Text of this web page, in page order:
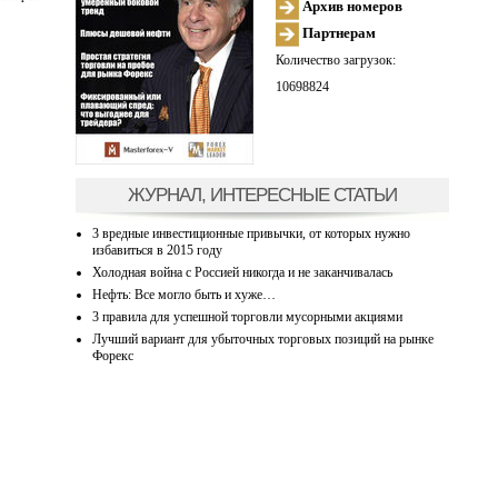
Архив номеров
Партнерам
Количество загрузок:
10698824
ЖУРНАЛ, ИНТЕРЕСНЫЕ СТАТЬИ
3 вредные инвестиционные привычки, от которых нужно
избавиться в 2015 году
Холодная война с Россией никогда и не заканчивалась
Нефть: Все могло быть и хуже…
3 правила для успешной торговли мусорными акциями
Лучший вариант для убыточных торговых позиций на рынке
Форекс